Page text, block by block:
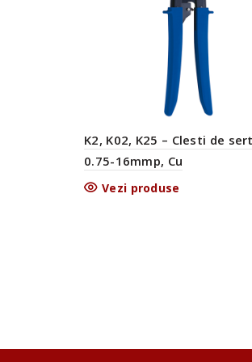
K2, K02, K25 – Clesti de
0.75-16mmp, Cu
Vezi produse